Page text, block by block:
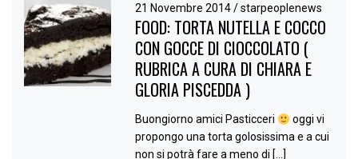
21 Novembre 2014/ starpeoplenews
FOOD: TORTA NUTELLA E COCCO
CON GOCCE DI CIOCCOLATO (
RUBRICA A CURA DI CHIARA E
GLORIA PISCEDDA )
Buongiorno amici Pasticceri
oggi vi
propongo una torta golosissima e a cui
non si potrà fare a meno di […]